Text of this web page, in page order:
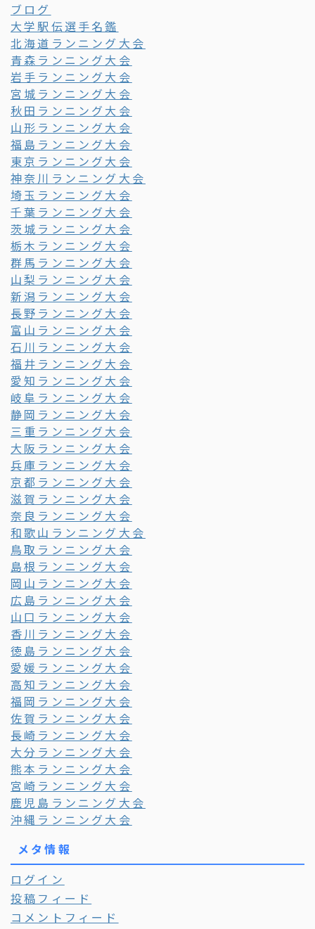
ブログ
大学駅伝選手名鑑
北海道ランニング大会
青森ランニング大会
岩手ランニング大会
宮城ランニング大会
秋田ランニング大会
山形ランニング大会
福島ランニング大会
東京ランニング大会
神奈川ランニング大会
埼玉ランニング大会
千葉ランニング大会
茨城ランニング大会
栃木ランニング大会
群馬ランニング大会
山梨ランニング大会
新潟ランニング大会
長野ランニング大会
富山ランニング大会
石川ランニング大会
福井ランニング大会
愛知ランニング大会
岐阜ランニング大会
静岡ランニング大会
三重ランニング大会
大阪ランニング大会
兵庫ランニング大会
京都ランニング大会
滋賀ランニング大会
奈良ランニング大会
和歌山ランニング大会
鳥取ランニング大会
島根ランニング大会
岡山ランニング大会
広島ランニング大会
山口ランニング大会
香川ランニング大会
徳島ランニング大会
愛媛ランニング大会
高知ランニング大会
福岡ランニング大会
佐賀ランニング大会
長崎ランニング大会
大分ランニング大会
熊本ランニング大会
宮崎ランニング大会
鹿児島ランニング大会
沖縄ランニング大会
メタ情報
ログイン
投稿フィード
コメントフィード